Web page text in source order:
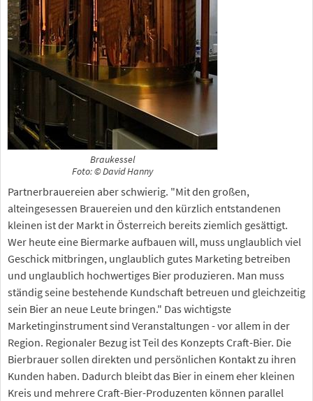
Braukessel
Foto: © David Hanny
Partnerbrauereien aber schwierig. "Mit den großen,
alteingesessen Brauereien und den kürzlich entstandenen
kleinen ist der Markt in Österreich bereits ziemlich gesättigt.
Wer heute eine Biermarke aufbauen will, muss unglaublich viel
Geschick mitbringen, unglaublich gutes Marketing betreiben
und unglaublich hochwertiges Bier produzieren. Man muss
ständig seine bestehende Kundschaft betreuen und gleichzeitig
sein Bier an neue Leute bringen." Das wichtigste
Marketinginstrument sind Veranstaltungen - vor allem in der
Region. Regionaler Bezug ist Teil des Konzepts Craft-Bier. Die
Bierbrauer sollen direkten und persönlichen Kontakt zu ihren
Kunden haben. Dadurch bleibt das Bier in einem eher kleinen
Kreis und mehrere Craft-Bier-Produzenten können parallel